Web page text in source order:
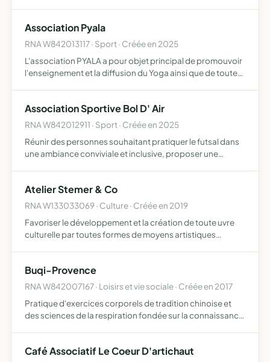
Association Pyala
RNA W842013117 · Sport · Créée en 2025
L'association PYALA a pour objet principal de promouvoir
l'enseignement et la diffusion du Yoga ainsi que de toutes
Association Sportive Bol D' Air
RNA W842012911 · Sport · Créée en 2025
Réunir des personnes souhaitant pratiquer le futsal dans
une ambiance conviviale et inclusive, proposer une
…
Atelier Stemer & Co
RNA W133033069 · Culture · Créée en 2019
Favoriser le développement et la création de toute uvre
culturelle par toutes formes de moyens artistiques
Buqi-Provence
RNA W842007167 · Loisirs et vie sociale · Créée en 2017
Pratique d'exercices corporels de tradition chinoise et
des sciences de la respiration fondée sur la connaissance
Café Associatif Le Coeur D'artichaut